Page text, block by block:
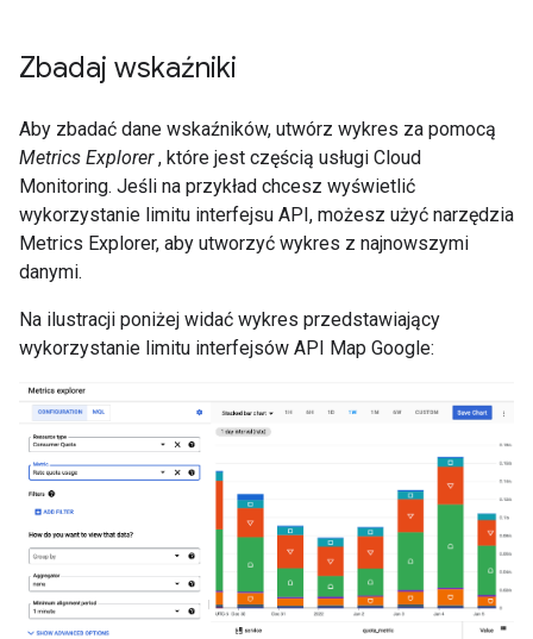
Zbadaj wskaźniki
Aby zbadać dane wskaźników, utwórz wykres za pomocą
Metrics Explorer, które jest częścią usługi Cloud
Monitoring. Jeśli na przykład chcesz wyświetlić
wykorzystanie limitu interfejsu API, możesz użyć narzędzia
Metrics Explorer, aby utworzyć wykres z najnowszymi
danymi.
Na ilustracji poniżej widać wykres przedstawiający
wykorzystanie limitu interfejsów API Map Google: